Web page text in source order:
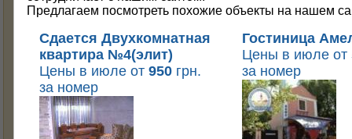
Предлагаем посмотреть похожие объекты на нашем
Сдается Двухкомнатная
квартира №4(элит)
Цены в июле от 950 грн.
за номер
Гостиница
Цены в июле от
за номер
Двухкомнатная квартира №4(элит)
Двухкомнатная квартира №7 (с видом на море)
Двухкомнатная квартира №77
Двухкомнатная квартира №8(элит)